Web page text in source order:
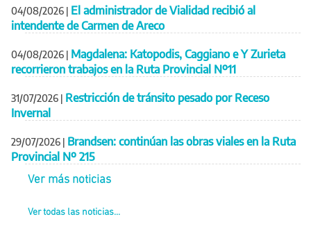
04/08/2026 | El administrador de Vialidad recibió al
intendente de Carmen de Areco
04/08/2026 | Magdalena: Katopodis, Caggiano e Y Zurieta
recorrieron trabajos en la Ruta Provincial Nº11
31/07/2026 | Restricción de tránsito pesado por Receso
Invernal
29/07/2026 | Brandsen: continúan las obras viales en la Ruta
Provincial Nº 215
Ver más noticias
Ver todas las noticias...